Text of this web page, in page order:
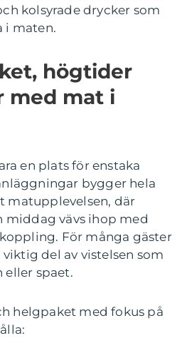
kolsyrade drycker som
i maten.
högtider
med mat i
en plats för enstaka
bygger hela
matupplevelsen, där
middag vävs ihop med
För många gäster
del av vistelsen som
eller spaet.
helgpaket med fokus på